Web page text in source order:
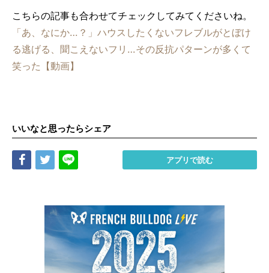
こちらの記事も合わせてチェックしてみてくださいね。
「あ、なにか…？」ハウスしたくないフレブルがとぼけ
る逃げる、聞こえないフリ…その反抗パターンが多くて
笑った【動画】
いいなと思ったらシェア
Share Tweet アプリで読む